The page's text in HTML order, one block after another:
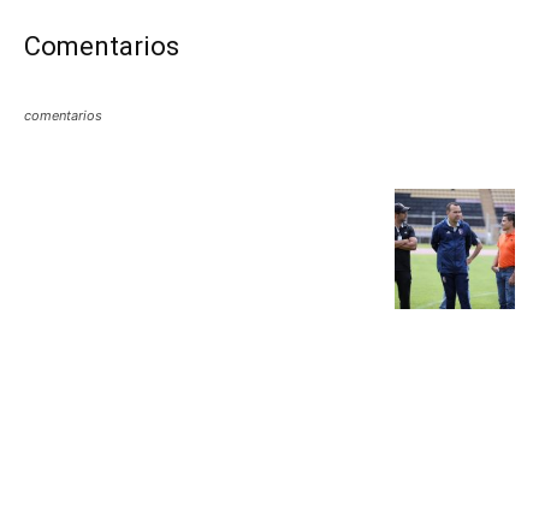
Comentarios
comentarios